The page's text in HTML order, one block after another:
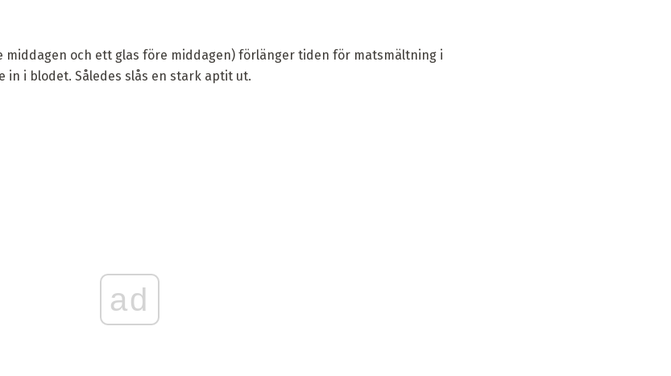
och ett glas före middagen) förlänger tiden för matsmältning i
in i blodet. Således slås en stark aptit ut.
ad